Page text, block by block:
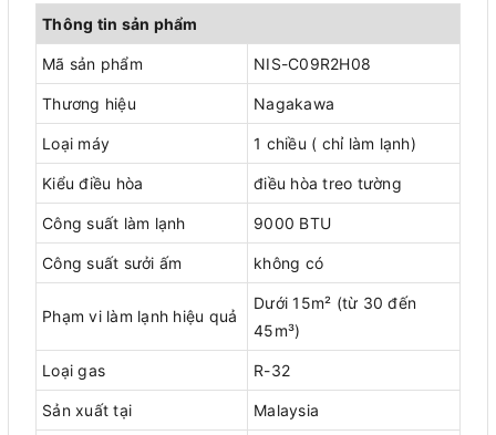
Thông tin sản phẩm
Mã sản phẩm NIS-C09R2H08
Thương hiệu Nagakawa
Loại máy 1 chiều ( chỉ làm lạnh)
Kiểu điều hòa điều hòa treo tường
Công suất làm lạnh 9000 BTU
Công suất sưởi ấm không có
Phạm vi làm lạnh hiệu quả
Dưới 15m² (từ 30 đến
45m³)
Loại gas R-32
Sản xuất tại Malaysia